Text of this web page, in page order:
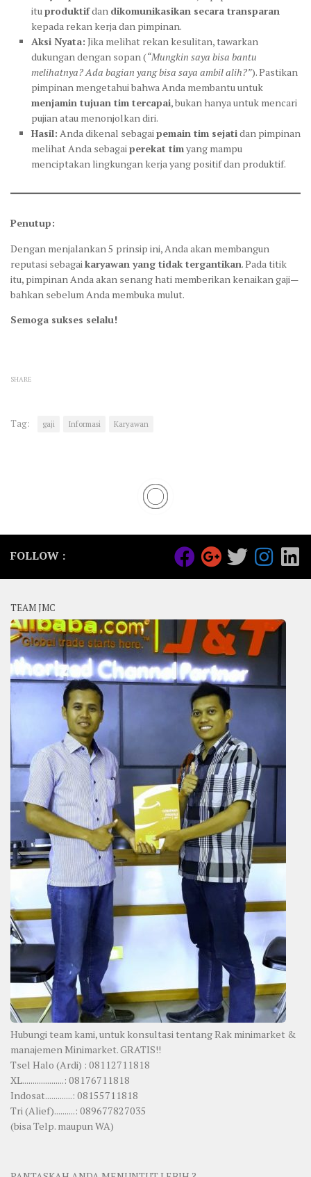
ituproduktifdan dikomunikasikan secara transparan
kepada rekan kerja dan pimpinan.
Aksi Nyata: Jika melihat rekan kesulitan, tawarkan
dukungan dengan sopan (“Mungkin saya bisa bantu
melihatnya? Ada bagian yang bisa saya ambil alih?”). Pastikan
pimpinan mengetahui bahwa Anda membantu untuk
menjamin tujuan tim tercapai, bukan hanya untuk mencari
pujian atau menonjolkan diri.
Hasil: Anda dikenal sebagaipemain tim sejatidan pimpinan
melihat Anda sebagaiperekat timyang mampu
menciptakan lingkungan kerja yang positif dan produktif.
Penutup:
Dengan menjalankan 5 prinsip ini, Anda akan membangun
reputasi sebagai karyawan yang tidak tergantikan. Pada titik
itu, pimpinan Anda akan senang hati memberikan kenaikan gaji—
bahkan sebelum Anda membuka mulut.
Semoga sukses selalu!
SHARE
Tag: gaji Informasi Karyawan
FOLLOW :
TEAM JMC
Hubungi team kami, untuk konsultasi tentang Rak minimarket &
manajemen Minimarket. GRATIS!!
Tsel Halo (Ardi) : 08112711818
XL....................: 08176711818
Indosat.............: 08155711818
Tri (Alief)..........: 089677827035
(bisa Telp. maupun WA)